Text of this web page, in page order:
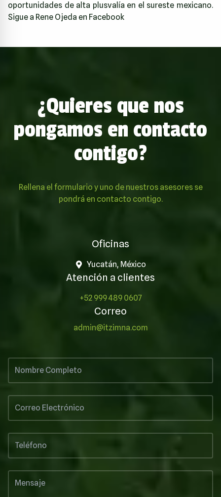
oportunidades de alta plusvalía en el sureste mexicano.
Sigue a Rene Ojeda en Facebook
¿Quieres que nos
pongamos en contacto
contigo?
Rellena el formulario y uno de nuestros asesores se
pondrá en contacto contigo.
Oficinas
Yucatán, México
Atención a clientes
+52 999 489 0607
Correo
admin@itzimna.com